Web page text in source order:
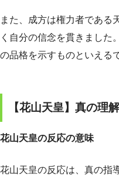
また、成方は権力者である
く自分の信念を貫きました
の品格を示すものといえる
【花山天皇】真の理
花山天皇の反応の意味
花山天皇の反応は、真の指